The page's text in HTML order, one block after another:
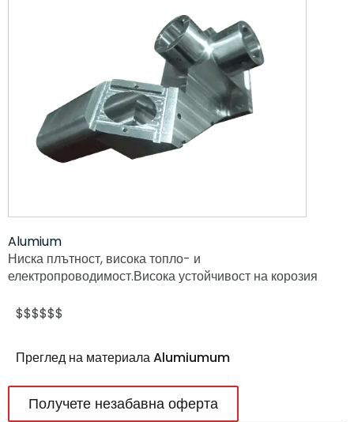
Alumium
Ниска плътност, висока топло- и
електропроводимост.Висока устойчивост на корозия
$$$$$$
Преглед на материала Alumiumum
Получете незабавна оферта